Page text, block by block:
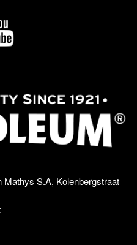
S.A, Kolenbergstraat